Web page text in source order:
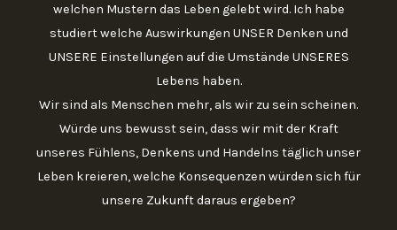
welchen Mustern das Leben gelebt wird. Ich habe
studiert welche Auswirkungen UNSER Denken und
UNSERE Einstellungen auf die Umstände UNSERES
Lebens haben.
Wir sind als Menschen mehr, als wir zu sein scheinen.
Würde uns bewusst sein, dass wir mit der Kraft
unseres Fühlens, Denkens und Handelns täglich unser
Leben kreieren, welche Konsequenzen würden sich für
unsere Zukunft daraus ergeben?